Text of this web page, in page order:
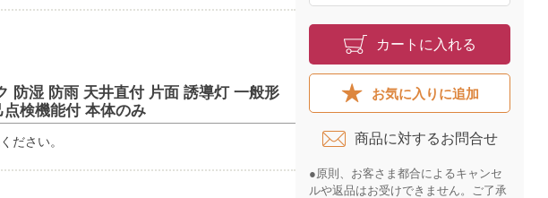
防湿 防雨 天井直付 片面 誘導灯 一般形
点検機能付 本体のみ
ださい。
カートに入れる
お気に入りに追加
商品に対するお問合せ​
●原則、お客さま都合によるキャンセ
ルや返品はお受けできません。ご了承